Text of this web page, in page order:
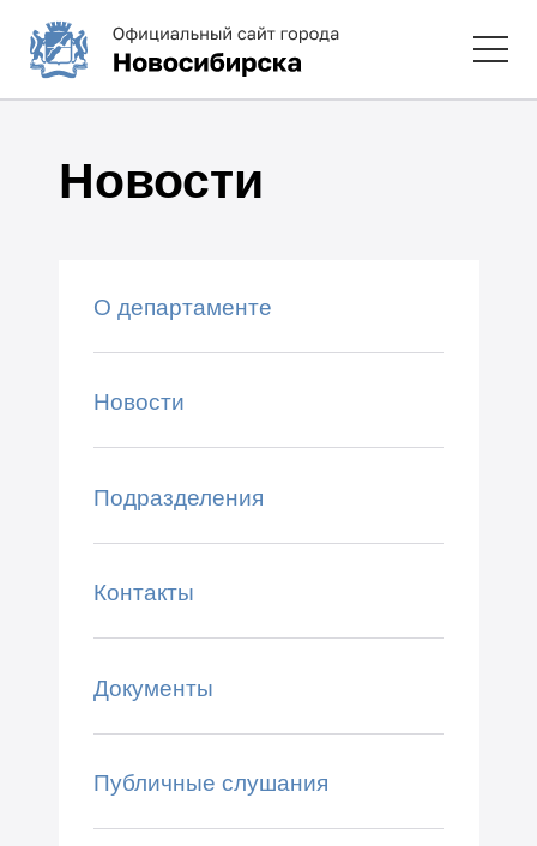
Новости
О департаменте
Новости
Подразделения
Контакты
Документы
Публичные слушания